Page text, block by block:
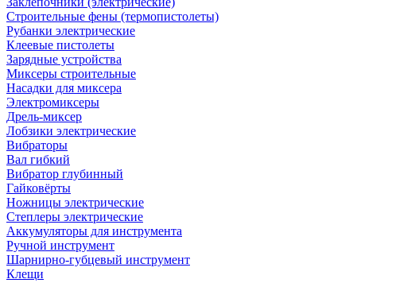
Строительные фены (термопистолеты)
Рубанки электрические
Клеевые пистолеты
Зарядные устройства
Миксеры строительные
Насадки для миксера
Электромиксеры
Дрель-миксер
Лобзики электрические
Вибраторы
Вал гибкий
Вибратор глубинный
Гайковёрты
Ножницы электрические
Степлеры электрические
Аккумуляторы для инструмента
Ручной инструмент
Шарнирно-губцевый инструмент
Клещи